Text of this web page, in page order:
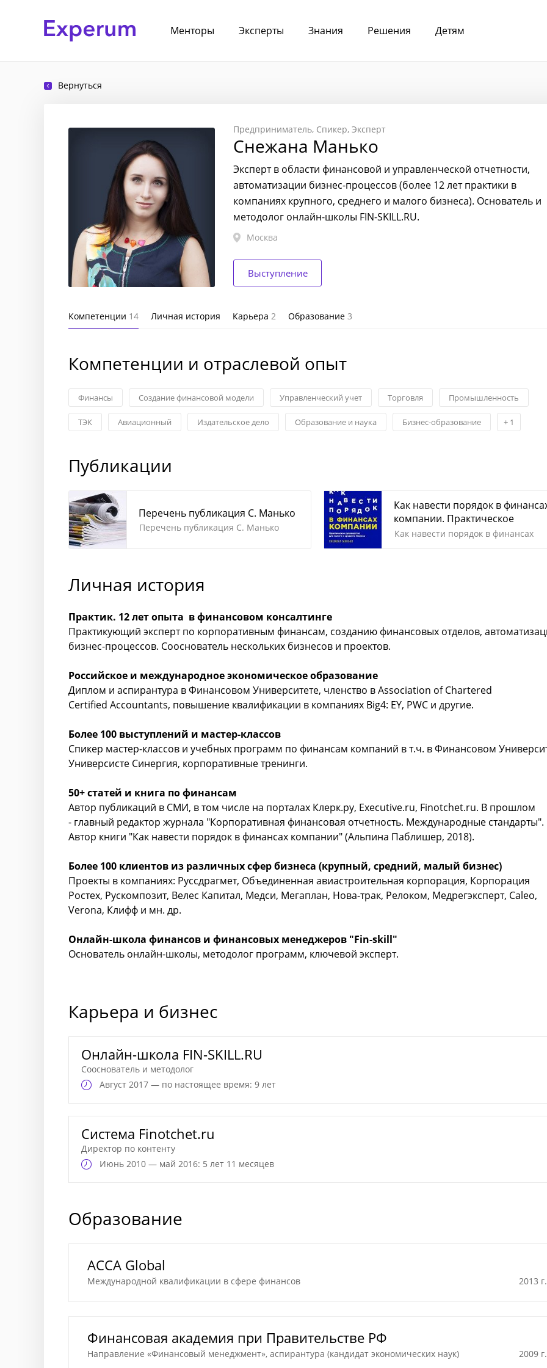
Менторы Эксперты Знания Решения Детям
Вернуться
Предприниматель Спикер Эксперт
Снежана Манько
Эксперт в области финансовой и управленческой отчетности,
автоматизации бизнес-процессов (более 12 лет практики в
компаниях крупного, среднего и малого бизнеса). Основатель и
методолог онлайн-школы FIN-SKILL.RU.
Москва
Выступление
Компетенции 14 Личная история Карьера 2 Образование 3
Компетенции и отраслевой опыт
Финансы Создание финансовой модели Управленческий учет Торговля Промышленность
ТЭК Авиационный Издательское дело Образование и наука Бизнес-образование + 1
Публикации
Перечень публикация С. Манько
Перечень публикация С. Манько
Как навести порядок в
компании. Практическое
руководство для малого и
Как навести порядок в финансах
Личная история
Практик. 12 лет опыта в финансовом консалтинге
Практикующий эксперт по корпоративным финансам, созданию финансовых отделов,
бизнес-процессов. Сооснователь нескольких бизнесов и проектов.
Российское и международное экономическое образование
Диплом и аспирантура в Финансовом Университете, членство в Association of Chartered
Certified Accountants, повышение квалификации в компаниях Big4: EY, PWC и другие.
Более 100 выступлений и мастер-классов
Спикер мастер-классов и учебных программ по финансам компаний в т.ч. в Финансовом
Универсисте Синергия, корпоративные тренинги.
50+ статей и книга по финансам
Автор публикаций в СМИ, в том числе на порталах Клерк.ру, Executive.ru, Finotchet.ru. В прошлом
- главный редактор журнала "Корпоративная финансовая отчетность. Международные стандарты".
Автор книги "Как навести порядок в финансах компании" (Альпина Паблишер, 2018).
Более 100 клиентов из различных сфер бизнеса (крупный, средний, малый бизнес)
Проекты в компаниях: Руссдрагмет, Объединенная авиастроительная корпорация, Корпорация
Ростех, Рускомпозит, Велес Капитал, Медси, Мегаплан, Нова-трак, Релоком, Медрегэксперт, Caleo,
Verona, Клифф и мн. др.
Онлайн-школа финансов и финансовых менеджеров "Fin-skill"
Основатель онлайн-школы, методолог программ, ключевой эксперт.
Карьера и бизнес
Онлайн-школа FIN-SKILL.RU
Сооснователь и методолог
Август 2017 — по настоящее время: 9 лет
Система Finotchet.ru
Директор по контенту
Июнь 2010 — май 2016: 5 лет 11 месяцев
Образование
ACCA Global
Международной квалификации в сфере финансов 2013 г.
Финансовая академия при Правительстве РФ
Направление «Финансовый менеджмент», аспирантура (кандидат экономических наук) 2009 г.